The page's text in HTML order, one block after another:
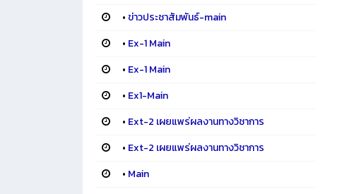
• ข่าวประชาสัมพันธ์-main
• Ex-1 Main
• Ex-1 Main
• Ex1-Main
• Ext-2 เผยแพร่ผลงานทางวิชาการ
• Ext-2 เผยแพร่ผลงานทางวิชาการ
• Main